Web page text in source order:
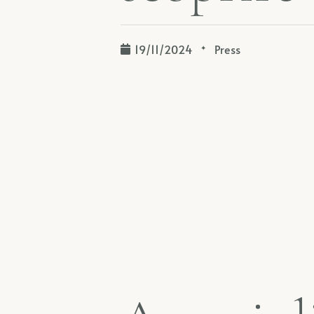
19/11/2024 ✦ Press